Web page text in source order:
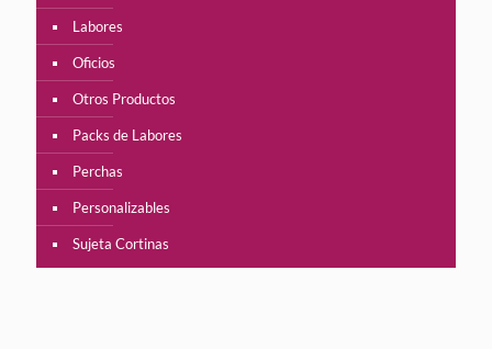
Labores
Oficios
Otros Productos
Packs de Labores
Perchas
Personalizables
Sujeta Cortinas